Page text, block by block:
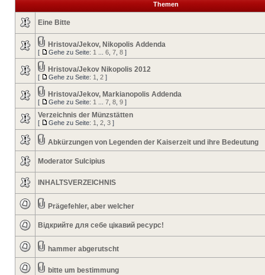
Themen
Eine Bitte
Hristova/Jekov, Nikopolis Addenda
[ Gehe zu Seite: 1 6 7 8 ]
Hristova/Jekov Nikopolis 2012
[ Gehe zu Seite: 1 2 ]
Hristova/Jekov, Markianopolis Addenda
[ Gehe zu Seite: 1 7 8 9 ]
Verzeichnis der Münzstätten
[ Gehe zu Seite: 1 2 3 ]
Abkürzungen von Legenden der Kaiserzeit und ihre Bedeutung
Moderator Sulcipius
INHALTSVERZEICHNIS
Prägefehler, aber welcher
Відкрийте для себе цікавий ресурс!
hammer abgerutscht
bitte um bestimmung